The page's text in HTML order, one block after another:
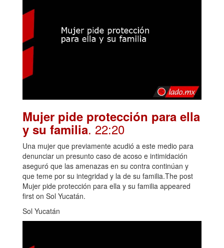
Mujer pide protección para ella
y su familia. 22:20
Una mujer que previamente acudió a este medio para
denunciar un presunto caso de acoso e intimidación
aseguró que las amenazas en su contra continúan y
que teme por su integridad y la de su familia.The post
Mujer pide protección para ella y su familia appeared
first on Sol Yucatán.
Sol Yucatán